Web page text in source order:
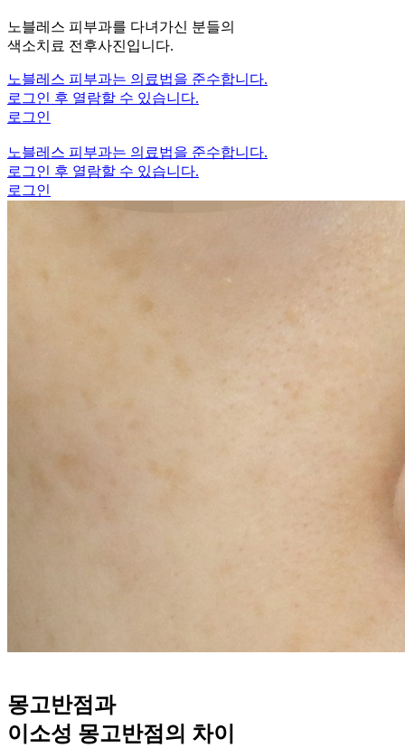
노블레스 피부과를 다녀가신 분들의
색소치료 전후사진입니다.
노블레스 피부과는 의료법을 준수합니다.
로그인 후 열람할 수 있습니다.
로그인
노블레스 피부과는 의료법을 준수합니다.
로그인 후 열람할 수 있습니다.
로그인
몽고반점과
이소성 몽고반점의 차이